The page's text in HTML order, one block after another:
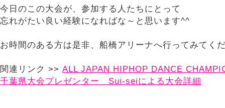
今日のこの大会が、参加する人たちにとって
忘れがたい良い経験になればな～と思います^^
お時間のある方は是非、船橋アリーナへ行ってみてく
関連リンク >> ALL JAPAN HIPHOP DANCE
千葉県大会プレゼンター Sui-seiによる大会詳細